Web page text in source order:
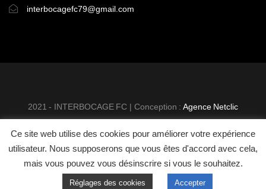
interbocagefc79@gmail.com
2021 - INTERBOCAGE FC | Conception : Agence Netclic
INTER BOCAGE FOOTBALL
MENTIONS
LÉGALES
CONTACT
Ce site web utilise des cookies pour améliorer votre expérience
utilisateur. Nous supposerons que vous êtes d'accord avec cela,
mais vous pouvez vous désinscrire si vous le souhaitez.
Réglages des cookies Accepter